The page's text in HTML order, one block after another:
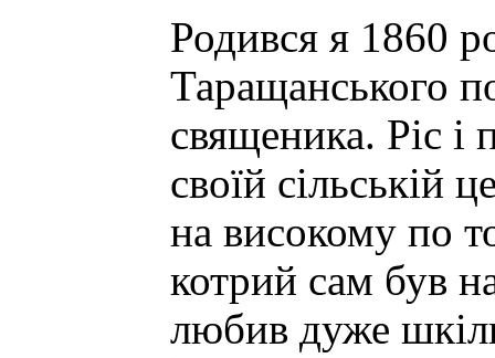
Родився я 1860
Таращанського
священика. Ріс і
своїй сільській
на високому по
котрий сам був
любив дуже